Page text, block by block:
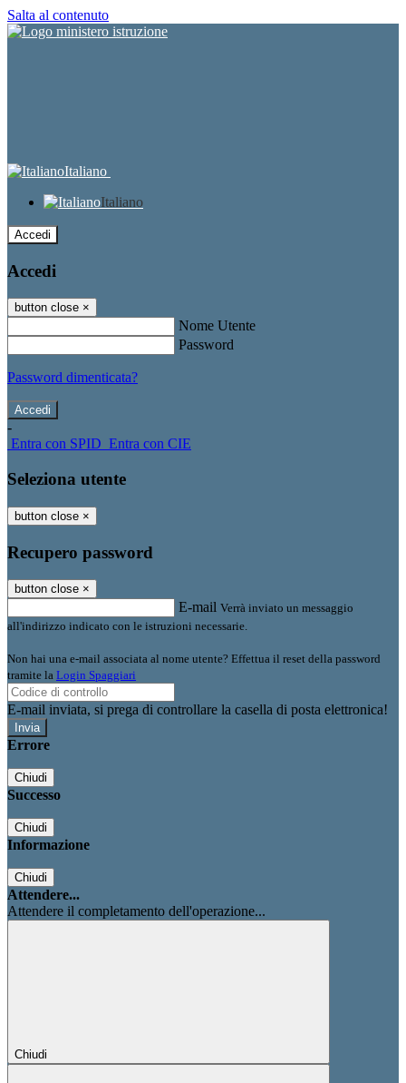
Salta al contenuto
Italiano
Italiano
Accedi
Accedi
button close ×
Nome Utente
Password
Password dimenticata?
-
Entra con SPID Entra con CIE
Seleziona utente
button close ×
Recupero password
button close ×
E-mail Verrà inviato un messaggio
all'indirizzo indicato con le istruzioni necessarie.
Non hai una e-mail associata al nome utente? Effettua il reset della password
tramite la Login Spaggiari
E-mail inviata, si prega di controllare la casella di posta elettronica!
Errore
Chiudi
Successo
Chiudi
Informazione
Chiudi
Attendere...
Attendere il completamento dell'operazione...
Chiudi